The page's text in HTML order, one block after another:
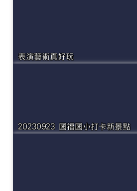
表演藝術真好玩
20230923 國福國小打卡新景點